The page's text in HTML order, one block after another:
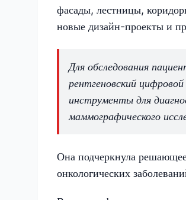
фасады, лестницы,
новые дизайн-проекты и
Для обследования
рентгеновский
инструменты для
маммографического
Она подчеркнула
онкологических